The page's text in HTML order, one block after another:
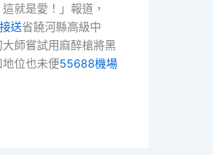
就是愛！」報道，
送省饒河縣高級中
師嘗試用麻醉槍將黑
位也未便55688機場